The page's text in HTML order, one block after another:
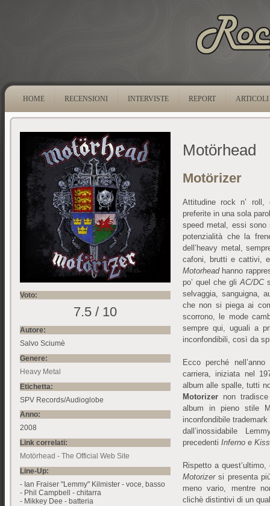
HOME RECENSIONI INTERVISTE REPORT ARTICOLI
Voto:
7.5 / 10
Autore:
Salvo Sciumè
Genere:
Heavy Metal
Etichetta:
SPV Records/Audioglobe
Anno:
2008
Link correlati:
Motörhead - The Official Web Site
Line-Up:
- Ian Fraiser "Lemmy" Kilmister - voce, basso
- Phil Campbell - chitarra
- Mikkey Dee - batteria
Motörhead
Motörizer
Attitudine rock n’
preferite in una sola
speed metal, essi
potenzialità che la
dell’heavy metal,
cafoni, brutti e cattivi,
Motorheadhanno
po’ quel che gliAC/DC
selvaggia, sanguigna,
che non si piega ai
scorrono, le mode
sempre qui, uguali a
inconfondibili, così da
Ecco perché
carriera, iniziata nel
album alle spalle, tutti
Motorizer non
album in pieno stile
inconfondibile
dall’inossidabile
precedenti Inferno e
Rispetto a
Motorizersi presenta
meno vario, mentre
clichè distintivi di un